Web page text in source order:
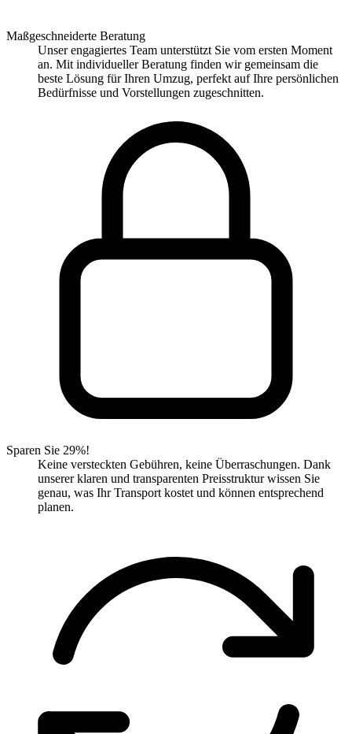
Maßgeschneiderte Beratung
Unser engagiertes Team unterstützt Sie vom ersten Moment
an. Mit individueller Beratung finden wir gemeinsam die
beste Lösung für Ihren Umzug, perfekt auf Ihre persönlichen
Bedürfnisse und Vorstellungen zugeschnitten.
Sparen Sie 29%!
Keine versteckten Gebühren, keine Überraschungen. Dank
unserer klaren und transparenten Preisstruktur wissen Sie
genau, was Ihr Transport kostet und können entsprechend
planen.